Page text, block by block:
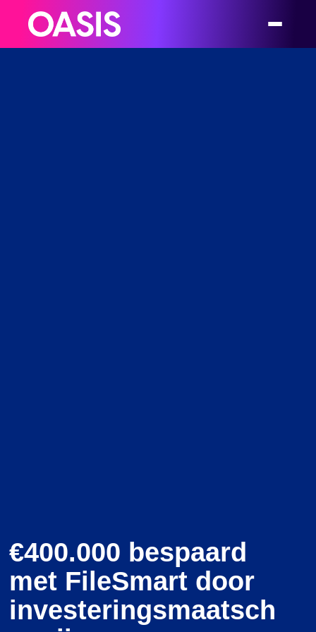
€400.000 bespaard
met FileSmart door
investeringsmaatsch